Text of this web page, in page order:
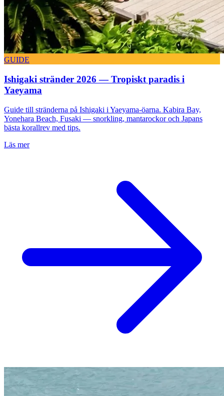
GUIDE
Ishigaki stränder 2026 — Tropiskt paradis i
Yaeyama
Guide till stränderna på Ishigaki i Yaeyama-öarna. Kabira Bay,
Yonehara Beach, Fusaki — snorkling, mantarockor och Japans
bästa korallrev med tips.
Läs mer